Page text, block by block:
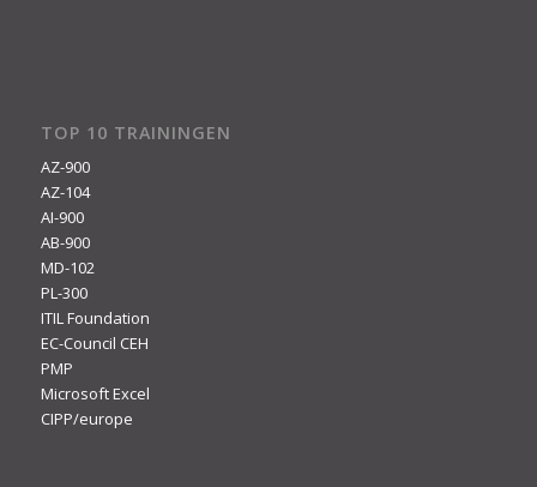
TOP 10 TRAININGEN
AZ-900
AZ-104
AI-900
AB-900
MD-102
PL-300
ITIL Foundation
EC-Council CEH
PMP
Microsoft Excel
CIPP/europe